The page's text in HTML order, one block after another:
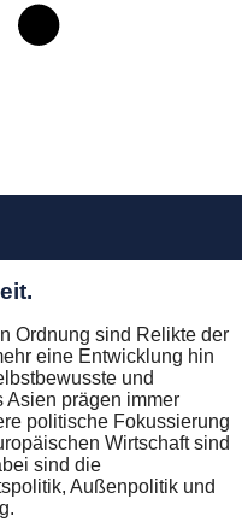
Ordnung sind Relikte der
eine Entwicklung hin
und
Asien prägen immer
politische Fokussierung
Wirtschaft sind
sind die
Außenpolitik und